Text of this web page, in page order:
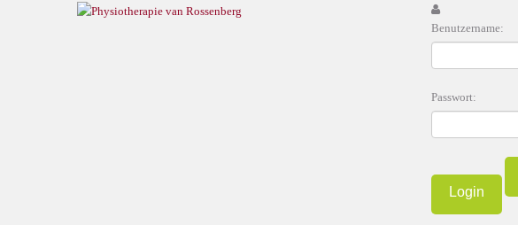
Benutzername:
Passwort: